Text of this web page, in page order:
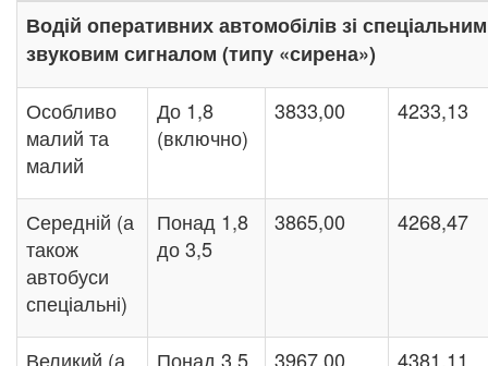
Водій оперативних автомобілів зі спеціальним
звуковим сигналом (типу «сирена»)
Особливо
малий та
малий
До 1,8
(включно)
3833,00 4233,13
Середній (а
також
автобуси
спеціальні)
Понад 1,8
до 3,5
3865,00 4268,47
Великий (а
Понад 3,5 3967,00 4381,11